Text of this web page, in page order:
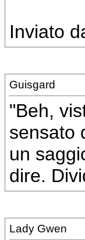
Inviato
Guisgard
"Beh,
sensato
un
dire.
Lady Gwen